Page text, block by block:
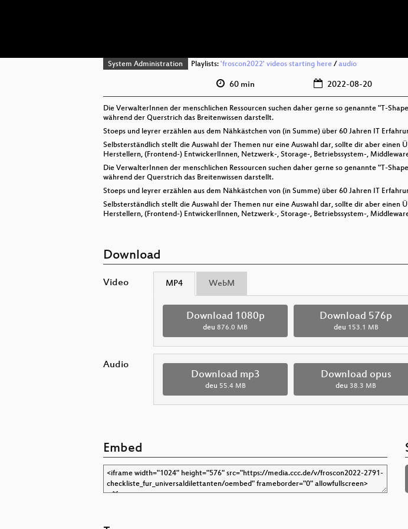
System Administration Playlists: 'froscon2022' videos starting here/ audio
60 min 2022-08-20
Die VerwalterInnen der menschlichen Ressourcen suchen daher gerne so genannte "T-
während der Querstrich das Breitenwissen darstellt.
Stoeps und leyrer erzählen aus dem Nähkästchen von (in Summe) über 60 Jahren IT
Selbsterständlich stellt die Auswahl der Themen nur eine Auswahl dar, sollte dir aber
Herstellern, (Frontend-) EntwickerlInnen, Netzwerk-, Storage-, Betriebssystem-,
Die VerwalterInnen der menschlichen Ressourcen suchen daher gerne so genannte "T-
während der Querstrich das Breitenwissen darstellt.
Stoeps und leyrer erzählen aus dem Nähkästchen von (in Summe) über 60 Jahren IT
Selbsterständlich stellt die Auswahl der Themen nur eine Auswahl dar, sollte dir aber
Herstellern, (Frontend-) EntwickerlInnen, Netzwerk-, Storage-, Betriebssystem-,
Download
Video MP4 WebM
Download 1080p
deu 876.0 MB
Download 576p
deu 153.1 MB
Audio
Download mp3
deu 55.4 MB
Download opus
deu 38.3 MB
Embed